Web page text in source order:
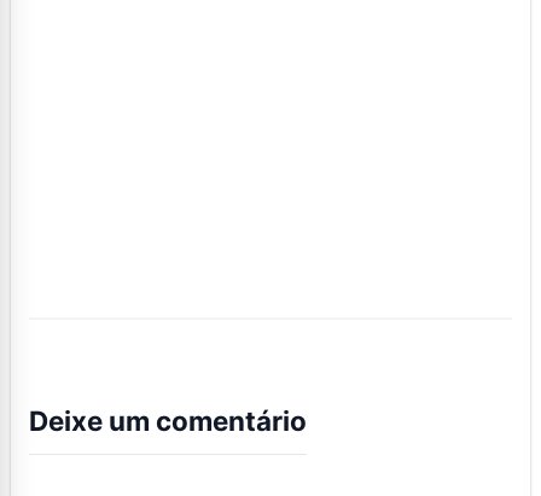
Deixe um comentário